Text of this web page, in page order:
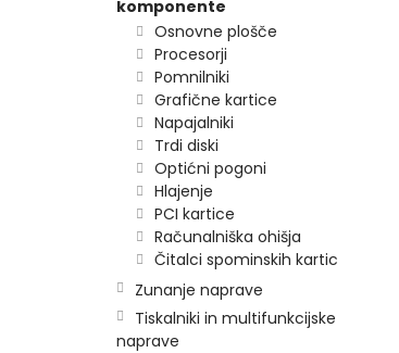
komponente
Osnovne plošče
Procesorji
Pomnilniki
Grafične kartice
Napajalniki
Trdi diski
Optićni pogoni
Hlajenje
PCI kartice
Računalniška ohišja
Čitalci spominskih kartic
Zunanje naprave
Tiskalniki in multifunkcijske
naprave